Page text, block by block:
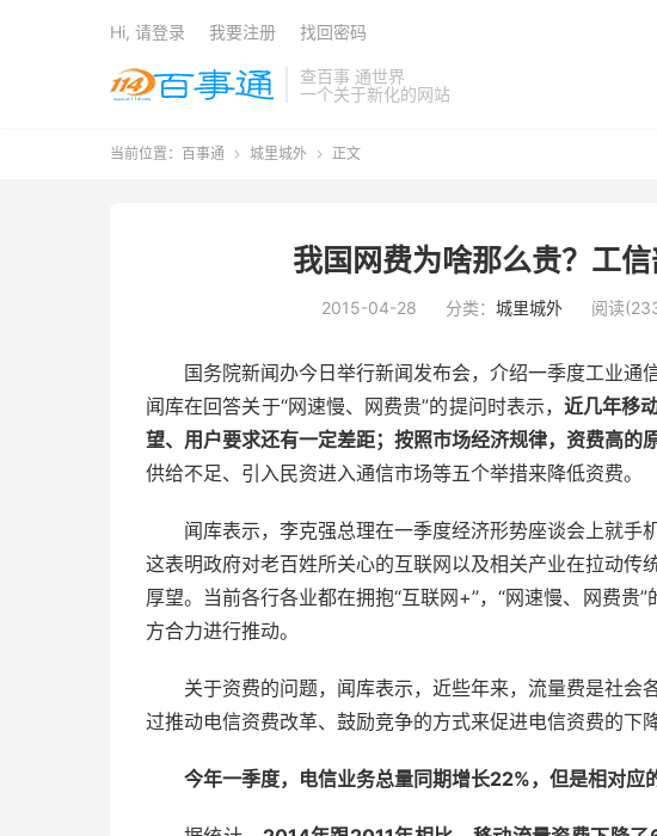
查百事 通世界
一个关于新化的网站
Hi, 请登录 我要注册 找回密码
当前位置： 百事通  城里城外  正文
我国网费为啥那么贵？工
2015-04-28 分类： 城里城外 阅读
国务院新闻办今日举行新闻发布会，介绍一季度工业通
闻库在回答关于“网速慢、网费贵”的提问时表示，近几年移
望、用户要求还有一定差距；按照市场经济规律，资费高的
供给不足、引入民资进入通信市场等五个举措来降低资费。
闻库表示，李克强总理在一季度经济形势座谈会上就手
这表明政府对老百姓所关心的互联网以及相关产业在拉动传
厚望。当前各行各业都在拥抱“互联网+”，“网速慢、网费贵
方合力进行推动。
关于资费的问题，闻库表示，近些年来，流量费是社会
过推动电信资费改革、鼓励竞争的方式来促进电信资费的下降
今年一季度，电信业务总量同期增长22%，但是相对应